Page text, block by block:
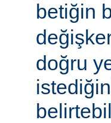
betiğin
doğru